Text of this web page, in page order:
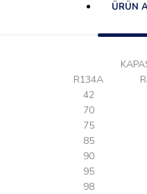
ÜRÜN
R134A
42
70
75
85
90
95
98